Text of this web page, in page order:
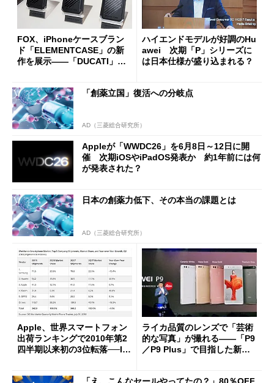
FOX、iPhoneケースブラン
ド「ELEMENTCASE」の新
作を展示――「DUCATI」コ
ハイエンドモデルが好調のHu
awei 次期「P」シリーズに
は日本仕様が盛り込まれる？
「創薬立国」復活への分岐点
AD（三菱総合研究所）
Appleが「WWDC26」を6月8日～12日に開
催 次期iOSやiPadOS発表か 約1年前には何
が発表された？
日本の創薬力低下、その本当の課題とは
AD（三菱総合研究所）
Apple、世界スマートフォン
出荷ランキングで2010年第2
四半期以来初の3位転落──ID
ライカ品質のレンズで「芸術
的な写真」が撮れる――「P9
／P9 Plus」で目指した新し